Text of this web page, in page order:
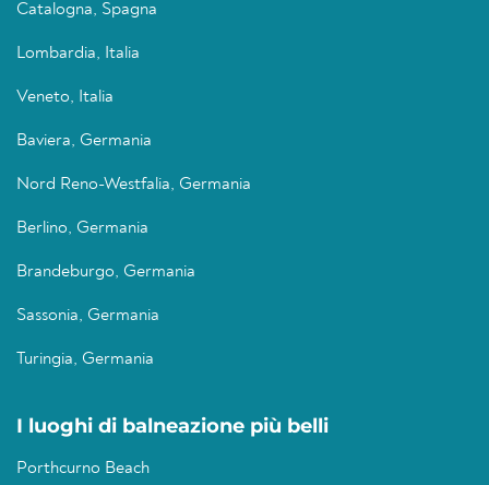
Catalogna, Spagna
Lombardia, Italia
Veneto, Italia
Baviera, Germania
Nord Reno-Westfalia, Germania
Berlino, Germania
Brandeburgo, Germania
Sassonia, Germania
Turingia, Germania
I luoghi di balneazione più belli
Porthcurno Beach